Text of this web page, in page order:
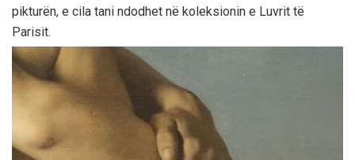
pikturën, e cila tani ndodhet në koleksionin e Luvrit të
Parisit.